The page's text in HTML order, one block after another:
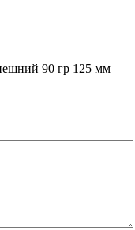
90 гр 125 мм